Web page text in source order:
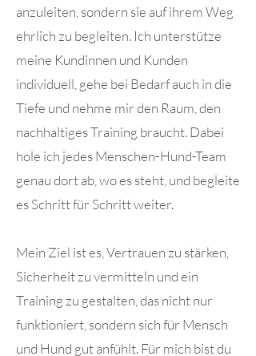
anzuleiten, sondern sie auf ihrem Weg
ehrlich zu begleiten. Ich unterstütze
meine Kundinnen und Kunden
individuell, gehe bei Bedarf auch in die
Tiefe und nehme mir den Raum, den
nachhaltiges Training braucht. Dabei
hole ich jedes Menschen-Hund-Team
genau dort ab, wo es steht, und begleite
es Schritt für Schritt weiter.
Mein Ziel ist es, Vertrauen zu stärken,
Sicherheit zu vermitteln und ein
Training zu gestalten, das nicht nur
funktioniert, sondern sich für Mensch
und Hund gut anfühlt. Für mich bist du